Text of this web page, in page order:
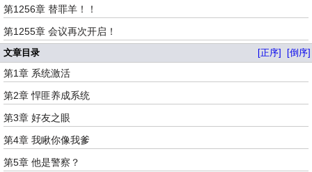
第1256章 替罪羊！！
第1255章 会议再次开启！
文章目录 [正序] [倒序]
第1章 系统激活
第2章 悍匪养成系统
第3章 好友之眼
第4章 我瞅你像我爹
第5章 他是警察？